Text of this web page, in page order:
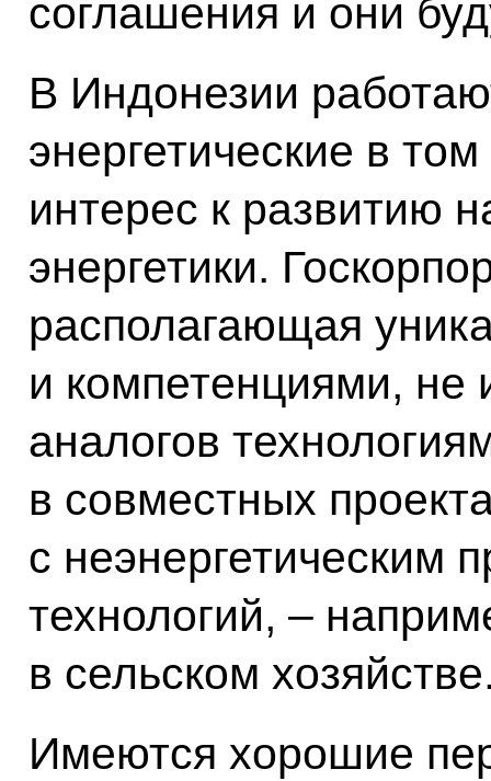
соглашения и они
В Индонезии
энергетические в
интерес к развитию
энергетики.
располагающая
и компетенциями,
аналогов
в совместных
с неэнергетическим
технологий, –
в сельском
Имеются хорошие